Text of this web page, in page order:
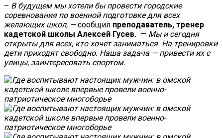
– В будущем мы хотели бы провести городские
соревнования по военной подготовке для всех
желающих школ, —сообщил преподаватель, тренер
кадетской школы Алексей Гусев. — Мы и сегодня
открыты для всех, кто хочет заниматься. На тренировки
дети приходят свободно. Наша задача — привести их с
улицы, заинтересовать спортом.